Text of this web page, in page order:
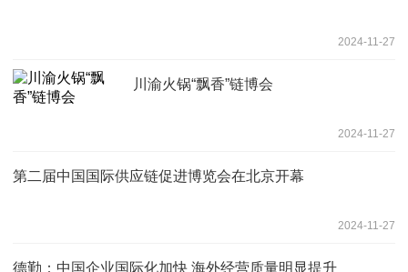
2024-11-27
川渝火锅“飘香”链博会
2024-11-27
第二届中国国际供应链促进博览会在北京开幕
2024-11-27
德勤：中国企业国际化加快 海外经营质量明显提升